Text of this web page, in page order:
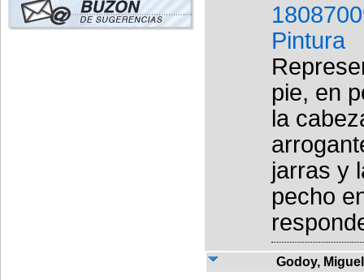
Pintura
pie, en
la
jarras y
pecho
Godoy, Miguel